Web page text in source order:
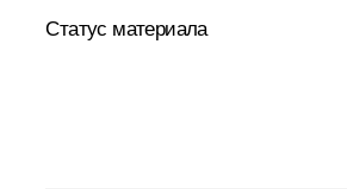
Статус материала